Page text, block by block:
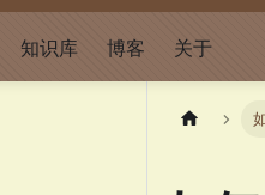
知识库 博客 关于